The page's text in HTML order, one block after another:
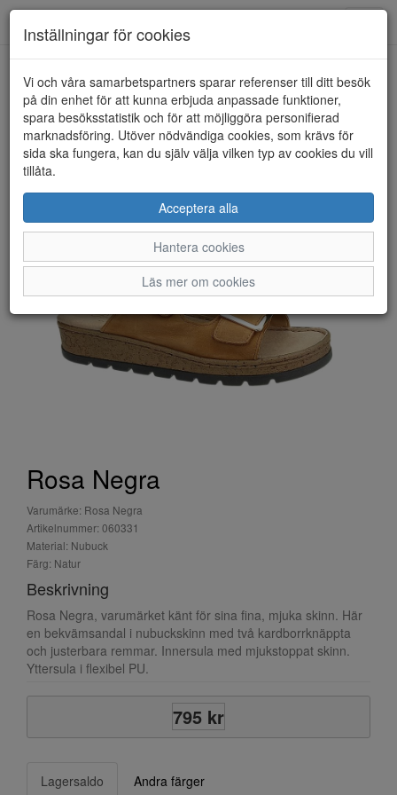
HEM ROSA NEGRA
Rosa Negra
Varumärke: Rosa Negra
Artikelnummer: 060331
Material: Nubuck
Färg: Natur
Beskrivning
Rosa Negra, varumärket känt för sina fina, mjuka skinn. Här
en bekvämsandal i nubuckskinn med två kardborrknäppta
och justerbara remmar. Innersula med mjukstoppat skinn.
Yttersula i flexibel PU.
795 kr
Lagersaldo Andra färger
Inställningar för cookies
Vi och våra samarbetspartners sparar referenser till ditt besök
på din enhet för att kunna erbjuda anpassade funktioner,
spara besöksstatistik och för att möjliggöra personifierad
marknadsföring. Utöver nödvändiga cookies, som krävs för
sida ska fungera, kan du själv välja vilken typ av cookies du vill
tillåta.
Acceptera alla
Hantera cookies
Läs mer om cookies